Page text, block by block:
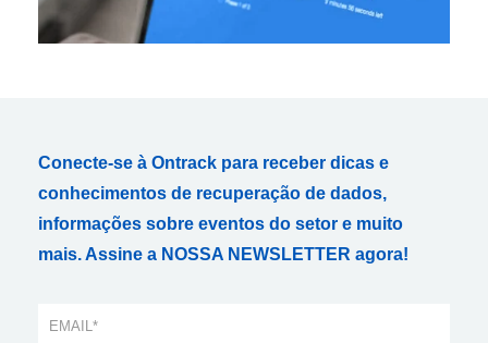
Conecte-se à Ontrack para receber dicas e
conhecimentos de recuperação de dados,
informações sobre eventos do setor e muito
mais. Assine a NOSSA NEWSLETTER agora!